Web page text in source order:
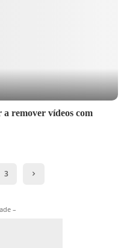
remover vídeos com
3
–